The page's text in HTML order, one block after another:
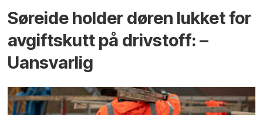
Søreide holder døren lukket for
avgiftskutt på drivstoff: –
Uansvarlig